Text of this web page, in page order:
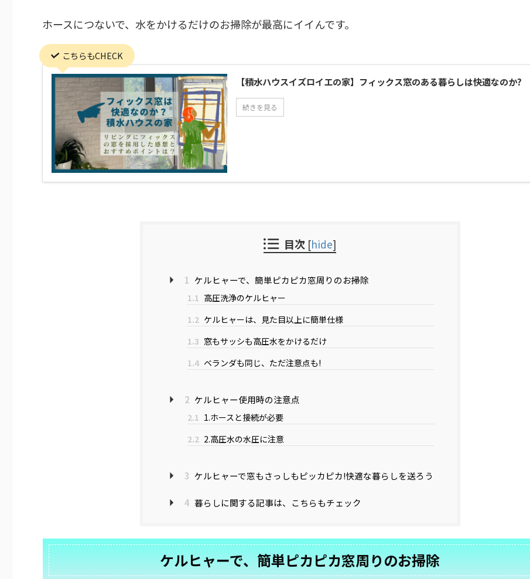
ホースにつないで、水をかけるだけのお掃除が最高にイイんです。
こちらもCHECK
【積水ハウスイズロイエの家】フィックス窓のある暮らしは快適なのか?
続きを見る
目次 [hide]
1 ケルヒャーで、簡単ピカピカ窓周りのお掃除
1.1 高圧洗浄のケルヒャー
1.2 ケルヒャーは、見た目以上に簡単仕様
1.3 窓もサッシも高圧水をかけるだけ
1.4 ベランダも同じ、ただ注意点も!
2 ケルヒャー使用時の注意点
2.1 1.ホースと接続が必要
2.2 2.高圧水の水圧に注意
3 ケルヒャーで窓もさっしもピッカピカ!快適な暮らしを送ろう
4 暮らしに関する記事は、こちらもチェック
ケルヒャーで、簡単ピカピカ窓周りのお掃除